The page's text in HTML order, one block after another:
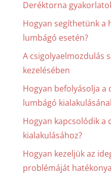
Deréktorna
Hogyan segíthetünk a
lumbágó esetén?
A csigolyaelmozdulás
kezelésében
Hogyan befolyásolja a
lumbágó
Hogyan kapcsolódik a
kialakulásához?
Hogyan kezeljük az
problémáját